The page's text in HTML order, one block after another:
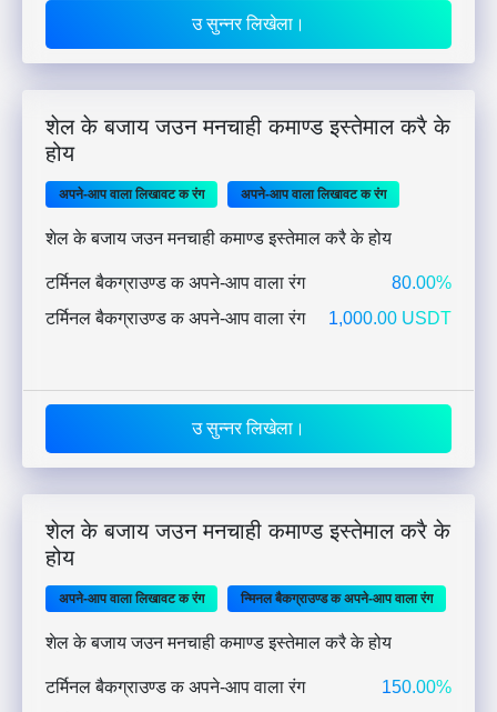
उ सुन्नर लिखेला।
शेल के बजाय जउन मनचाही कमाण्ड इस्तेमाल करै के
होय
अपने-आप वाला लिखावट क रंग अपने-आप वाला लिखावट क रंग
शेल के बजाय जउन मनचाही कमाण्ड इस्तेमाल करै के होय
टर्मिनल बैकग्राउण्ड क अपने-आप वाला रंग
80.00%
टर्मिनल बैकग्राउण्ड क अपने-आप वाला रंग
1,000.00 USDT
उ सुन्नर लिखेला।
शेल के बजाय जउन मनचाही कमाण्ड इस्तेमाल करै के
होय
अपने-आप वाला लिखावट क रंग न्मिनल बैकग्राउण्ड क अपने-आप वाला रंग
शेल के बजाय जउन मनचाही कमाण्ड इस्तेमाल करै के होय
टर्मिनल बैकग्राउण्ड क अपने-आप वाला रंग
150.00%